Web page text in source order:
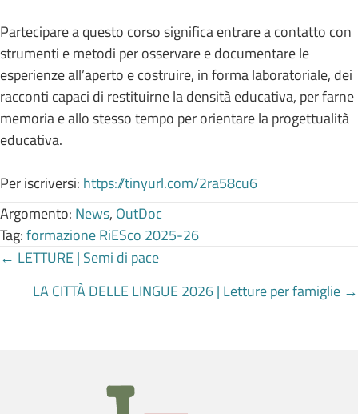
Partecipare a questo corso significa entrare a contatto con
strumenti e metodi per osservare e documentare le
esperienze all’aperto e costruire, in forma laboratoriale, dei
racconti capaci di restituirne la densità educativa, per farne
memoria e allo stesso tempo per orientare la progettualità
educativa.
Per iscriversi: https://tinyurl.com/2ra58cu6
Argomento: News, OutDoc
Tag:formazione RiESco 2025-26
Posts
navigation
← LETTURE | Semi di pace
LA CITTÀ DELLE LINGUE 2026 | Letture per famiglie →